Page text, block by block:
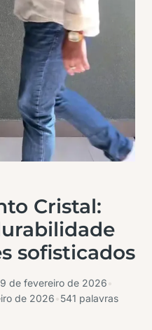
Cristal:
sofisticados
de fevereiro de 2026
de 2026 541 palavras